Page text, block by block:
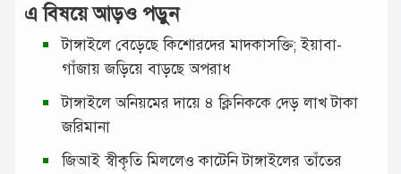
এ বিষয়ে আড়ও পড়ুন
টাঙ্গাইলে বেড়েছে কিশোরদের মাদকাসক্তি; ইয়াবা-
গাঁজায় জড়িয়ে বাড়ছে অপরাধ
টাঙ্গাইলে অনিয়মের দায়ে ৪ ক্লিনিককে দেড় লাখ টাকা
জরিমানা
জিআই স্বীকৃতি মিললেও কাটেনি টাঙ্গাইলের তাঁতের